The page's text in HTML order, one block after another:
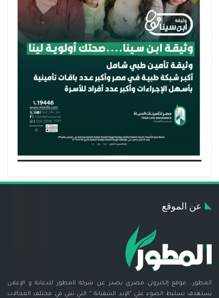
عن الموقع
المطور.. موقع إلكتروني مصري يصدر عن شركة المطور للدعاية و الإعلان
يستهدف تسليط الضوء علي "الإيد الشقيانة " التي تبني في مختلف المجالات